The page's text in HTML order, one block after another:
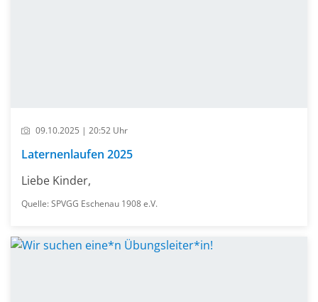
09.10.2025 | 20:52 Uhr
Laternenlaufen 2025
Liebe Kinder,
Quelle: SPVGG Eschenau 1908 e.V.